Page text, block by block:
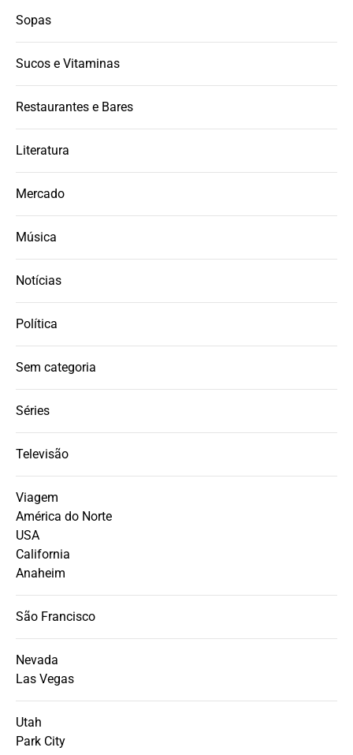
Sopas
Sucos e Vitaminas
Restaurantes e Bares
Literatura
Mercado
Música
Notícias
Política
Sem categoria
Séries
Televisão
Viagem
América do Norte
USA
California
Anaheim
São Francisco
Nevada
Las Vegas
Utah
Park City